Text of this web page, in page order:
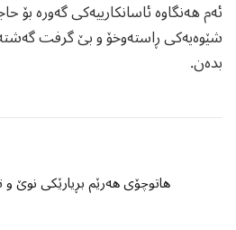
ئەم هەنگاوە ئاسانکارییەکی گەورە بۆ
شێوەیەکی ڕاستەوخۆ و بێ گرفت
بدەن.
هاتوچۆی هەرێم بڕیارێکی نوێ و